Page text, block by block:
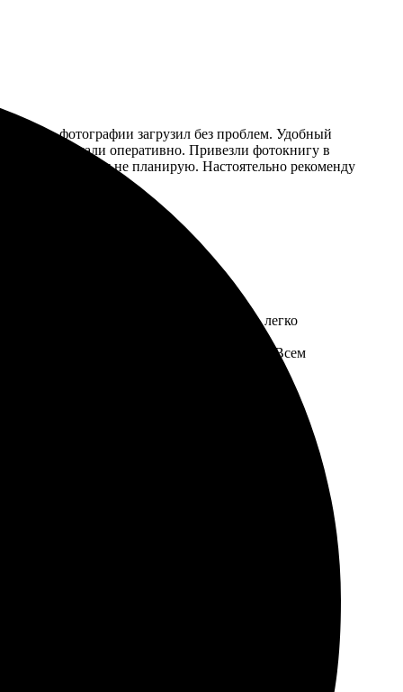
фотографии загрузил без проблем. Удобный
– все сделали оперативно. Привезли фотокнигу в
обращаться не планирую. Настоятельно рекоменду
и удобным. Сайт интуитивно понятный, легко
насыщенные, все детали четкие.
также цена, так как качество на высоте. Всем